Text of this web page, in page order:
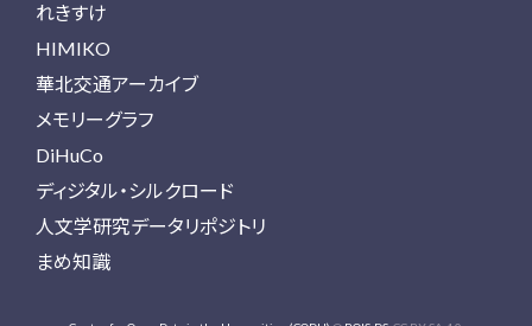
れきすけ
HIMIKO
華北交通アーカイブ
メモリーグラフ
DiHuCo
ディジタル・シルクロード
人文学研究データリポジトリ
まめ知識